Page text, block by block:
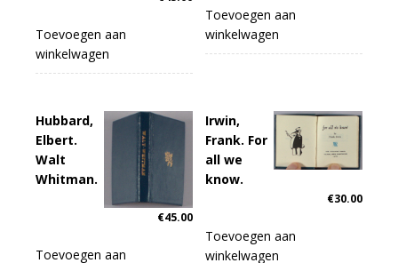
Toevoegen aan
winkelwagen
Toevoegen aan
winkelwagen
Hubbard,
Elbert.
Walt
Whitman.
€45.00
Toevoegen aan
Irwin,
Frank. For
all we
know.
€30.00
Toevoegen aan
winkelwagen